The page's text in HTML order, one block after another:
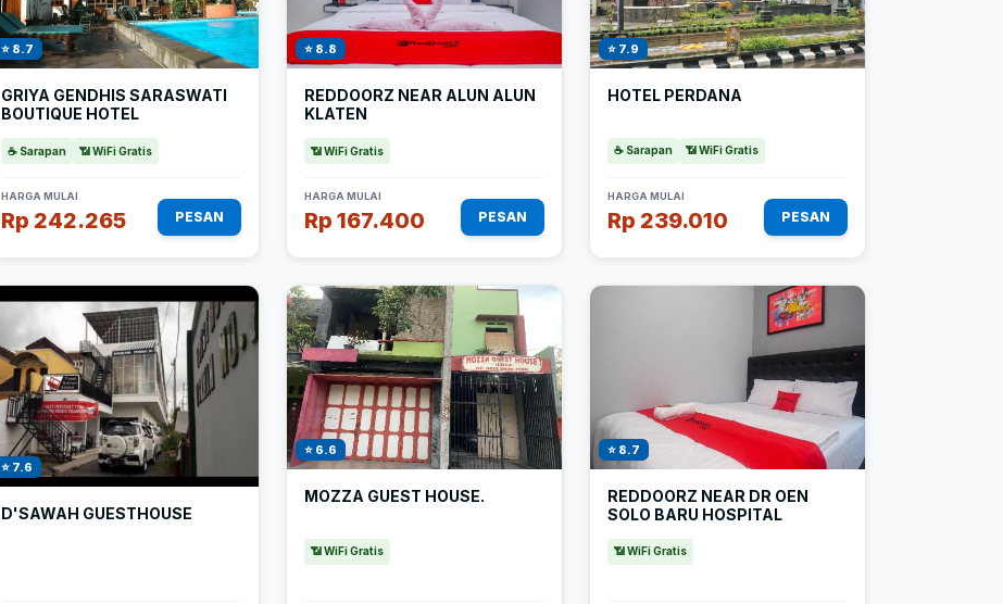
⭐ 8.7
GRIYA GENDHIS SARASWATI
BOUTIQUE HOTEL
☕ Sarapan 📶 WiFi Gratis
HARGA MULAI
Rp 242.265 PESAN
⭐ 8.8
REDDOORZ NEAR ALUN ALUN
KLATEN
📶 WiFi Gratis
HARGA MULAI
Rp 167.400 PESAN
⭐ 7.9
HOTEL PERDANA
☕ Sarapan 📶 WiFi Gratis
HARGA MULAI
Rp 239.010 PESAN
⭐ 7.6
D'SAWAH GUESTHOUSE
⭐ 6.6
MOZZA GUEST HOUSE.
📶 WiFi Gratis
⭐ 8.7
REDDOORZ NEAR DR OEN
SOLO BARU HOSPITAL
📶 WiFi Gratis